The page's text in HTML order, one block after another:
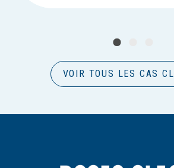
1
VOIR TOUS LES CAS